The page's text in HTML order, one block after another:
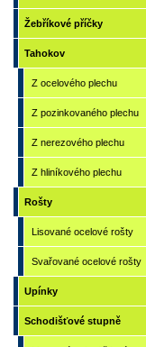
Žebříkové příčky
Tahokov
Z ocelového plechu
Z pozinkovaného plechu
Z nerezového plechu
Z hliníkového plechu
Rošty
Lisované ocelové rošty
Svařované ocelové rošty
Upínky
Schodišťové stupně